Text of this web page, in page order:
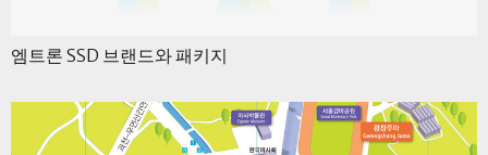
엠트론 SSD 브랜드와 패키지